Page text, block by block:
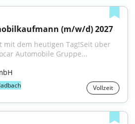
(m/w/d) 2027
mit dem heutigen Tag!Seit über
Automobile Gruppe...
Vollzeit